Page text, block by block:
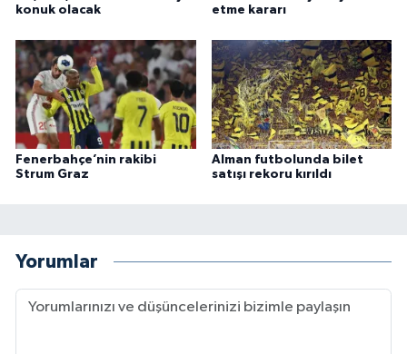
konuk olacak
etme kararı
Fenerbahçe’nin rakibi
Strum Graz
Alman futbolunda bilet
satışı rekoru kırıldı
Yorumlar